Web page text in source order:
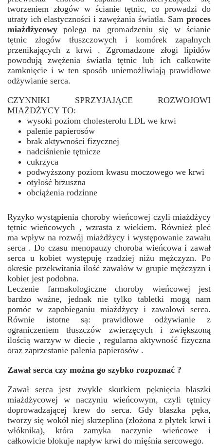
tworzeniem złogów w ścianie tętnic, co prowadzi do
utraty ich elastyczności i zawężania światła. Sam proces
miażdżycowy polega na gromadzeniu się w ścianie
tętnic złogów tłuszczowych i komórek zapalnych
przenikających z krwi . Zgromadzone złogi lipidów
powodują zwężenia światła tętnic lub ich całkowite
zamknięcie i w ten sposób uniemożliwiają prawidłowe
odżywianie serca.
CZYNNIKI SPRZYJAJĄCE ROZWOJOWI
MIAŻDŻYCY TO:
wysoki poziom cholesterolu LDL we krwi
palenie papierosów
brak aktywności fizycznej
nadciśnienie tętnicze
cukrzyca
podwyższony poziom kwasu moczowego we krwi
otyłość brzuszna
obciążenia rodzinne
Ryzyko wystąpienia choroby wieńcowej czyli miażdżycy
tętnic wieńcowych , wzrasta z wiekiem. Również pleć
ma wpływ na rozwój miażdżycy i występowanie zawału
serca . Do czasu menopauzy choroba wieńcowa i zawał
serca u kobiet występuję rzadziej niżu mężczyzn. Po
okresie przekwitania ilość zawałów w grupie mężczyzn i
kobiet jest podobna.
Leczenie farmakologiczne choroby wieńcowej jest
bardzo ważne, jednak nie tylko tabletki mogą nam
pomóc w zapobieganiu miażdżycy i zawałowi serca.
Równie istotne są: prawidłowe odżywianie z
ograniczeniem tłuszczów zwierzęcych i zwiększoną
ilością warzyw w diecie , regularna aktywność fizyczna
oraz zaprzestanie palenia papierosów .
Zawał serca czy można go szybko rozpoznać ?
Zawał serca jest zwykle skutkiem pęknięcia blaszki
miażdżycowej w naczyniu wieńcowym, czyli tętnicy
doprowadzającej krew do serca. Gdy blaszka pęka,
tworzy się wokół niej skrzeplina (złożona z płytek krwi i
włóknika), która zamyka naczynie wieńcowe i
całkowicie blokuje napływ krwi do mięśnia sercowego.